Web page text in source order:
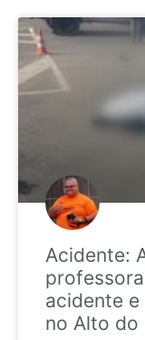
Acidente:
acidente e
no Alto do